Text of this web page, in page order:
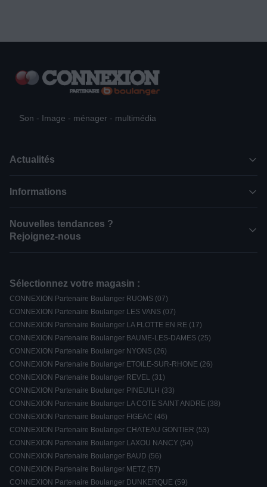
Son - Image - ménager - multimédia
Actualités
Informations
Nouvelles tendances ?
Rejoignez-nous
Sélectionnez votre magasin :
CONNEXION Partenaire Boulanger RUOMS (07)
CONNEXION Partenaire Boulanger LES VANS (07)
CONNEXION Partenaire Boulanger LA FLOTTE EN RE (17)
CONNEXION Partenaire Boulanger BAUME-LES-DAMES (25)
CONNEXION Partenaire Boulanger NYONS (26)
CONNEXION Partenaire Boulanger ETOILE-SUR-RHONE (26)
CONNEXION Partenaire Boulanger REVEL (31)
CONNEXION Partenaire Boulanger PINEUILH (33)
CONNEXION Partenaire Boulanger LA COTE SAINT ANDRE (38)
CONNEXION Partenaire Boulanger FIGEAC (46)
CONNEXION Partenaire Boulanger CHATEAU GONTIER (53)
CONNEXION Partenaire Boulanger LAXOU NANCY (54)
CONNEXION Partenaire Boulanger BAUD (56)
CONNEXION Partenaire Boulanger METZ (57)
CONNEXION Partenaire Boulanger DUNKERQUE (59)